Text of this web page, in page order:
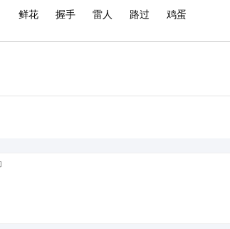
鲜花 握手 雷人 路过 鸡蛋